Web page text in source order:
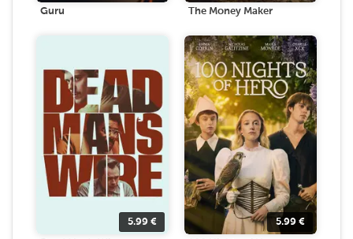
Guru The Money Maker
5.99 € 5.99 €